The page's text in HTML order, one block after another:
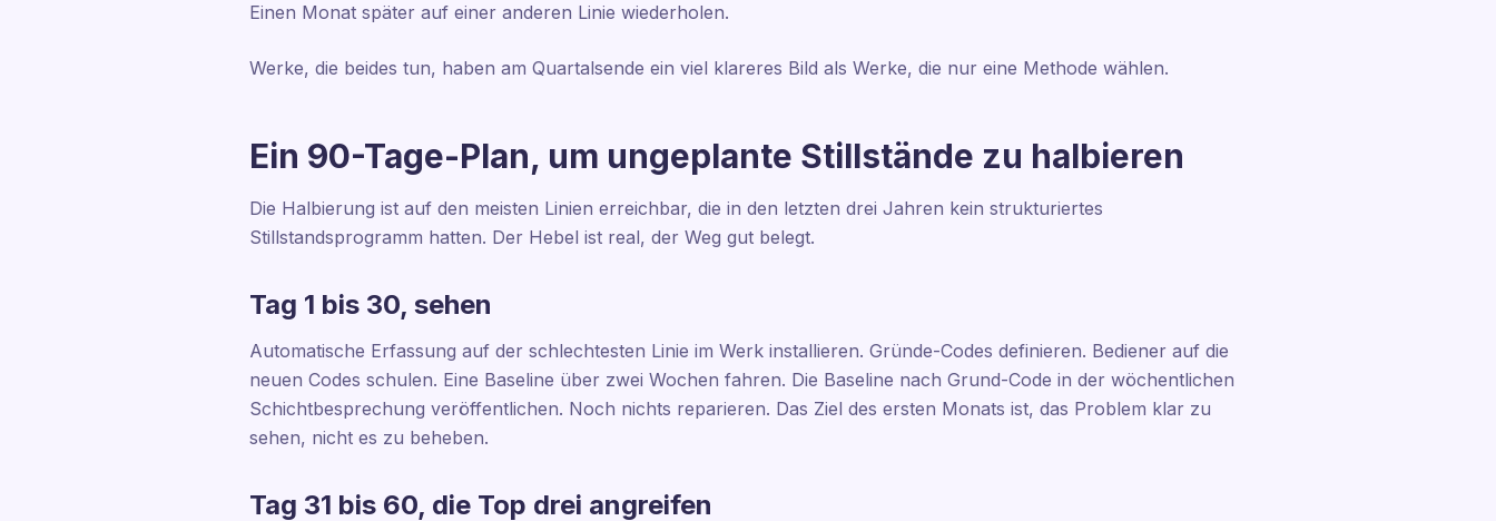
Einen Monat später auf einer anderen Linie wiederholen.
Werke, die beides tun, haben am Quartalsende ein viel klareres Bild als Werke, die nur eine Methode wählen.
Ein 90-Tage-Plan, um ungeplante Stillstände zu halbieren
Die Halbierung ist auf den meisten Linien erreichbar, die in den letzten drei Jahren kein strukturiertes
Stillstandsprogramm hatten. Der Hebel ist real, der Weg gut belegt.
Tag 1 bis 30, sehen
Automatische Erfassung auf der schlechtesten Linie im Werk installieren. Gründe-Codes definieren. Bediener auf die
neuen Codes schulen. Eine Baseline über zwei Wochen fahren. Die Baseline nach Grund-Code in der wöchentlichen
Schichtbesprechung veröffentlichen. Noch nichts reparieren. Das Ziel des ersten Monats ist, das Problem klar zu
sehen, nicht es zu beheben.
Tag 31 bis 60, die Top drei angreifen